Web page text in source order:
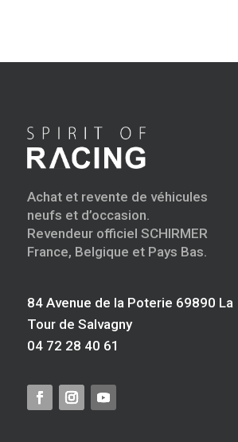
Achat et revente de véhicules
neufs et d’occasion.
Revendeur officiel SCHIRMER
France, Belgique et Pays Bas.
84 Avenue de la Poterie 69890 La
Tour de Salvagny
04 72 28 40 61